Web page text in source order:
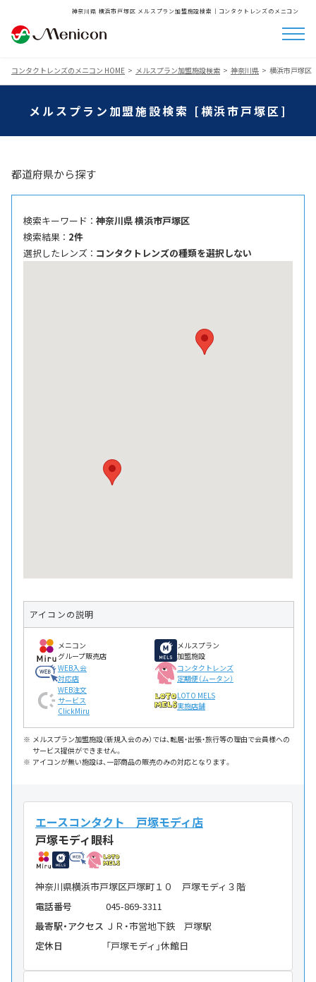
神奈川県 横浜市戸塚区 メルスプラン加盟施設検索│コンタクトレンズのメニコン
コンタクトレンズのメニコン HOME メルスプラン加盟施設検索 神奈川県 横浜市戸塚区
メルスプラン加盟施設検索 [横浜市戸塚区]
都道府県から探す
検索キーワード ： 神奈川県 横浜市戸塚区
検索結果 ： 2件
選択したレンズ ： コンタクトレンズの種類を選択しない
アイコンの説明
メニコン
グループ販売店
メルスプラン
加盟施設
WEB入会
対応店
コンタクトレンズ
定期便（ムータン）
WEB注文
サービス
ClickMiru
LOTO MELS
実施店舗
メルスプラン加盟施設（新規入会のみ）では、転居・出張・旅行等の理由で会員様への
サービス提供ができません。
アイコンが無い施設は、一部商品の販売のみの対応となります。
エースコンタクト 戸塚モディ店
戸塚モディ眼科
神奈川県横浜市戸塚区戸塚町１０ 戸塚モディ３階
電話番号
045-869-3311
最寄駅・アクセス ＪＲ・市営地下鉄 戸塚駅
定休日
「戸塚モディ」休館日